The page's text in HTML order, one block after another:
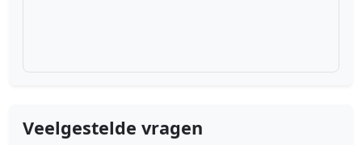
Veelgestelde vragen